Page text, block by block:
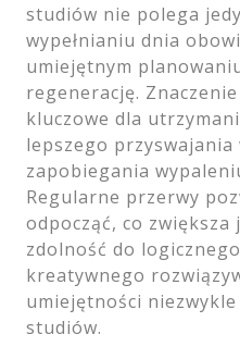
studiów nie polega
wypełnianiu dnia
umiejętnym
regenerację.
kluczowe dla
lepszego przyswajania
zapobiegania
Regularne przerwy
odpocząć, co
zdolność do
kreatywnego
umiejętności niezwykle
studiów.